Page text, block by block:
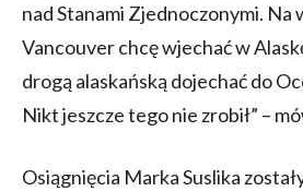
nad Stanami Zjednoczonymi. Na
Vancouver chcę wjechać w
drogą alaskańską dojechać do
Nikt jeszcze tego nie zrobił” –
Osiągnięcia Marka Suslika